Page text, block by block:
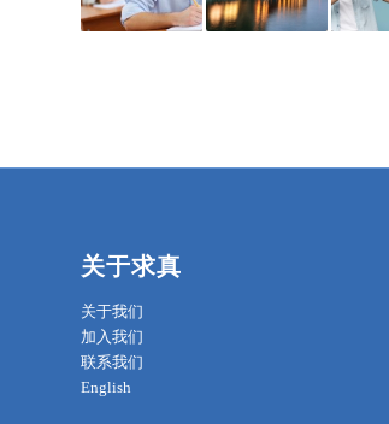
关于求真
关于我们
加入我们
联系我们
English